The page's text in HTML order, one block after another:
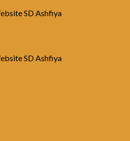
SD Ashfiya
SD Ashfiya